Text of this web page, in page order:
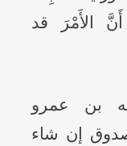
الأَمْرَ قد
بن عمرو
إن شاء